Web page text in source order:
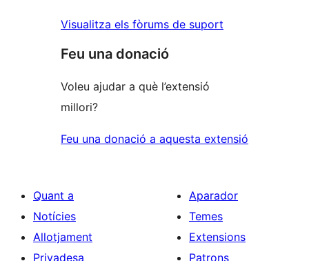
Visualitza els fòrums de suport
Feu una donació
Voleu ajudar a què l’extensió
millori?
Feu una donació a aquesta extensió
Quant a
Notícies
Allotjament
Privadesa
Aparador
Temes
Extensions
Patrons